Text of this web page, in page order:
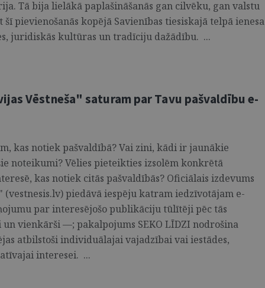
Tā bija lielākā paplašināšanās gan cilvēku, gan valstu
pievienošanās kopējā Savienības tiesiskajā telpā ienesa
juridiskās kultūras un tradīciju dažādību. ...
Vēstneša" saturam par Tavu pašvaldību e-
kas notiek pašvaldībā? Vai zini, kādi ir jaunākie
noteikumi? Vēlies pieteikties izsolēm konkrētā
kas notiek citās pašvaldībās? Oficiālais izdevums
(vestnesis.lv) piedāvā iespēju katram iedzīvotājam e-
par interesējošo publikāciju tūlītēji pēc tās
un vienkārši —; pakalpojums SEKO LĪDZI nodrošina
atbilstoši individuālajai vajadzībai vai iestādes,
interesei. ...